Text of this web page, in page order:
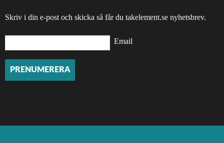
Skriv i din e-post och skicka så får du takelement.se nyhetsbrev.
Email